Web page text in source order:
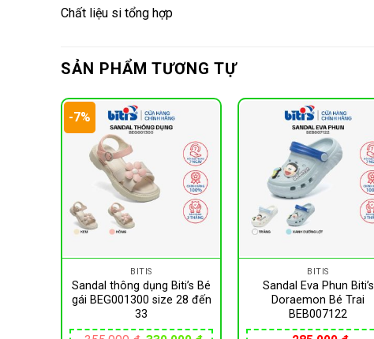
Chất liệu si tổng hợp
SẢN PHẨM TƯƠNG TỰ
-7%
BITIS
Sandal thông dụng Biti’s Bé
gái BEG001300 size 28 đến
33
BITIS
Sandal Eva Phun Biti’s
Doraemon Bé Trai
BEB007122